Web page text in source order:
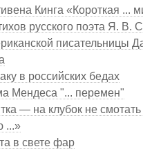
Кинга «Короткая ...
русского поэта Я. В.
писательницы
в российских бедах
Мендеса "... перемен"
— на клубок не смотать
...»
в свете фар